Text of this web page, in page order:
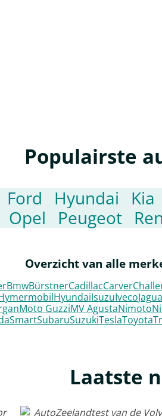
Populairste
Ford Hyundai Kia
Opel Peugeot
Overzicht van alle
BmwBürstnerCadillacCarver
HyundaiIsuzuIveco
Moto GuzziMV AgustaNimoto
SmartSubaruSuzukiTeslaToyota
Laatste